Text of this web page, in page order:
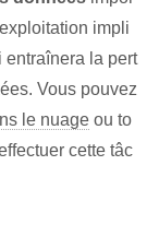
impli
entraînera la pert
Vous pouvez
le nuage ou to
cette tâc